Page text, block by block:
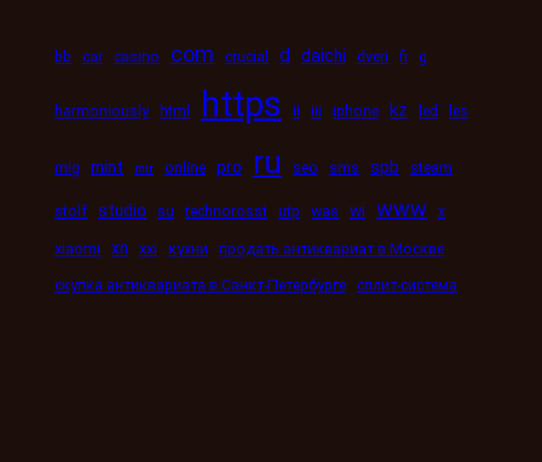
bb car casino com crucial d daichi dveri fi g
harmoniously html https ii iii iphone kz led les
mig mint mir online pro ru seo sms spb steam
stolf studio su technorosst utp was wi www x
xiaomi xn xxi кухни
продать антиквариат в Москве
скупка антиквариата в Санкт-Петербурге сплит-система